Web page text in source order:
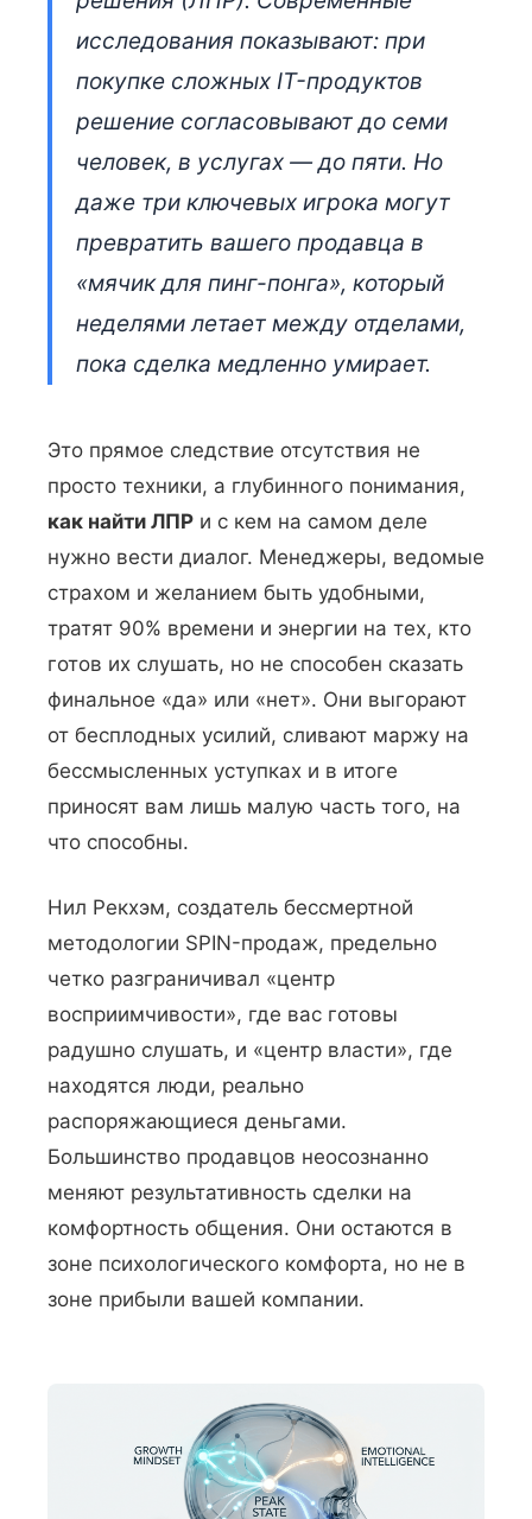
исследования показывают: при
покупке сложных IT-продуктов
решение согласовывают до семи
человек, в услугах — до пяти. Но
даже три ключевых игрока могут
превратить вашего продавца в
«мячик для пинг-понга», который
неделями летает между отделами,
пока сделка медленно умирает.
Это прямое следствие отсутствия не
просто техники, а глубинного понимания,
как найти ЛПР и с кем на самом деле
нужно вести диалог. Менеджеры, ведомые
страхом и желанием быть удобными,
тратят 90% времени и энергии на тех, кто
готов их слушать, но не способен сказать
финальное «да» или «нет». Они выгорают
от бесплодных усилий, сливают маржу на
бессмысленных уступках и в итоге
приносят вам лишь малую часть того, на
что способны.
Нил Рекхэм, создатель бессмертной
методологии SPIN-продаж, предельно
четко разграничивал «центр
восприимчивости», где вас готовы
радушно слушать, и «центр власти», где
находятся люди, реально
распоряжающиеся деньгами.
Большинство продавцов неосознанно
меняют результативность сделки на
комфортность общения. Они остаются в
зоне психологического комфорта, но не в
зоне прибыли вашей компании.